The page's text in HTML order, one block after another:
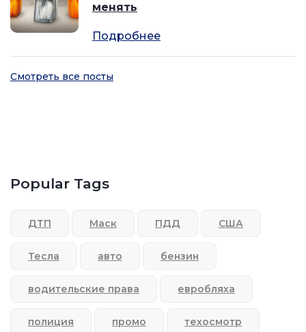
менять
Подробнее
Смотреть все посты
Popular Tags
ДТП Маск ПДД США
Тесла авто бензин
водительские права евробляха
полиция промо техосмотр